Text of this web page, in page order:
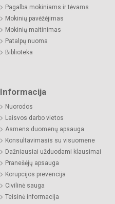
Pagalba mokiniams ir tėvams
Mokinių pavėžėjimas
Mokinių maitinimas
Patalpų nuoma
Biblioteka
Informacija
Nuorodos
Laisvos darbo vietos
Asmens duomenų apsauga
Konsultavimasis su visuomene
Dažniausiai užduodami klausimai
Pranešėjų apsauga
Korupcijos prevencija
Civilinė sauga
Teisinė informacija